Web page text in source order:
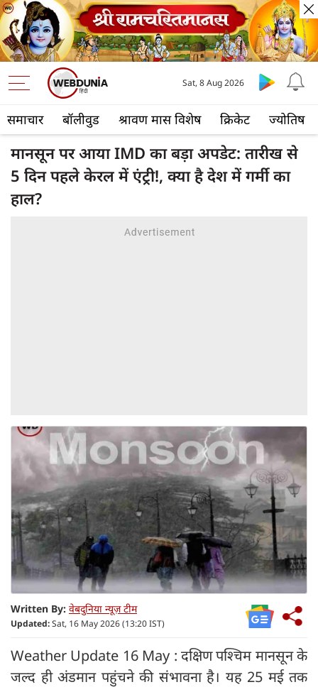
समाचार बॉलीवुड श्रावण मास विशेष क्रिकेट ज्योतिष
Sat, 8 Aug 2026
मानसून पर आया IMD का बड़ा अपडेट: तारीख से
5 दिन पहले केरल में एंट्री!, क्या है देश में गर्मी का
हाल?
Written By: वेबदुनिया न्यूज़ टीम
Updated:Sat, 16 May 2026 (13:20 IST)
Weather Update 16 May : दक्षिण पश्चिम मानसून के
जल्द ही अंडमान पहुंचने की संभावना है। यह 25 मई तक